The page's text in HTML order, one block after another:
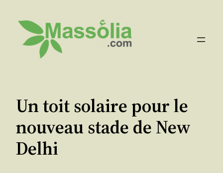
contenu
Un toit solaire pour le
nouveau stade de New
Delhi